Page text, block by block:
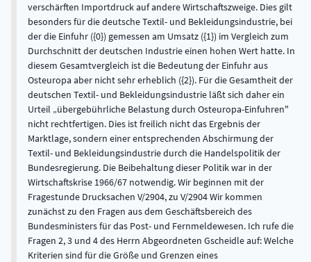
verschärften Importdruck auf andere Wirtschaftszweige. Dies gilt
besonders für die deutsche Textil- und Bekleidungsindustrie, bei
der die Einfuhr ({0}) gemessen am Umsatz ({1}) im Vergleich zum
Durchschnitt der deutschen Industrie einen hohen Wert hatte. In
diesem Gesamtvergleich ist die Bedeutung der Einfuhr aus
Osteuropa aber nicht sehr erheblich ({2}). Für die Gesamtheit der
deutschen Textil- und Bekleidungsindustrie läßt sich daher ein
Urteil „übergebührliche Belastung durch Osteuropa-Einfuhren"
nicht rechtfertigen. Dies ist freilich nicht das Ergebnis der
Marktlage, sondern einer entsprechenden Abschirmung der
Textil- und Bekleidungsindustrie durch die Handelspolitik der
Bundesregierung. Die Beibehaltung dieser Politik war in der
Wirtschaftskrise 1966/67 notwendig. Wir beginnen mit der
Fragestunde Drucksachen V/2904, zu V/2904 Wir kommen
zunächst zu den Fragen aus dem Geschäftsbereich des
Bundesministers für das Post- und Fernmeldewesen. Ich rufe die
Fragen 2, 3 und 4 des Herrn Abgeordneten Gscheidle auf: Welche
Kriterien sind für die Größe und Grenzen eines